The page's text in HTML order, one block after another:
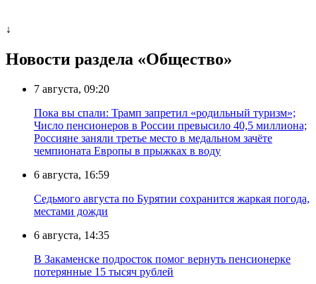
↓
Новости раздела «Общество»
7 августа, 09:20
Пока вы спали: Трамп запретил «родильный туризм»;
Число пенсионеров в России превысило 40,5 миллиона;
Россияне заняли третье место в медальном зачёте
чемпионата Европы в прыжках в воду
6 августа, 16:59
Седьмого августа по Бурятии сохранится жаркая погода,
местами дожди
6 августа, 14:35
В Закаменске подросток помог вернуть пенсионерке
потерянные 15 тысяч рублей